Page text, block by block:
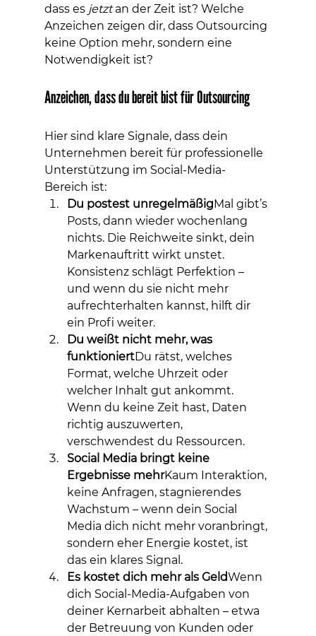
dass es jetzt an der Zeit ist? Welche
Anzeichen zeigen dir, dass Outsourcing
keine Option mehr, sondern eine
Notwendigkeit ist?
Anzeichen, dass du bereit bist für Outsourcing
Hier sind klare Signale, dass dein
Unternehmen bereit für professionelle
Unterstützung im Social-Media-
Bereich ist:
Du postest unregelmäßig Mal gibt’s
Posts, dann wieder wochenlang
nichts. Die Reichweite sinkt, dein
Markenauftritt wirkt unstet.
Konsistenz schlägt Perfektion –
und wenn du sie nicht mehr
aufrechterhalten kannst, hilft dir
ein Profi weiter.
Du weißt nicht mehr, was
funktioniertDu rätst, welches
Format, welche Uhrzeit oder
welcher Inhalt gut ankommt.
Wenn du keine Zeit hast, Daten
richtig auszuwerten,
verschwendest du Ressourcen.
Social Media bringt keine
Ergebnisse mehrKaum Interaktion,
keine Anfragen, stagnierendes
Wachstum – wenn dein Social
Media dich nicht mehr voranbringt,
sondern eher Energie kostet, ist
das ein klares Signal.
Es kostet dich mehr als GeldWenn
dich Social-Media-Aufgaben von
deiner Kernarbeit abhalten – etwa
der Betreuung von Kunden oder